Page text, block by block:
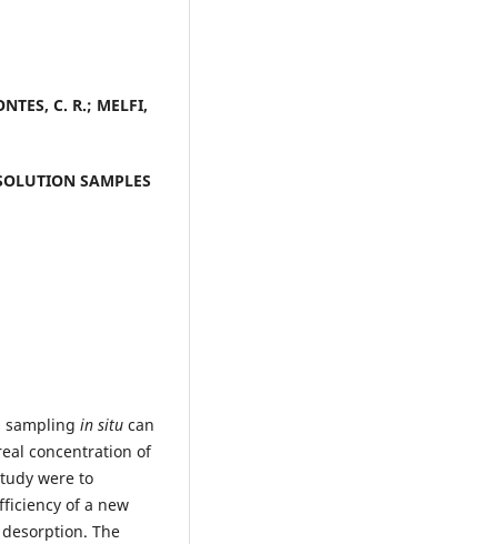
C. R.; MELFI,
SAMPLES
sampling in situ can
concentration of
were to
of a new
The